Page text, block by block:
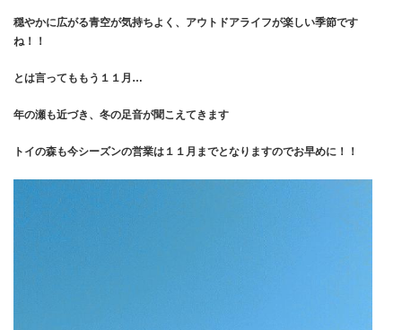
穏やかに広がる青空が気持ちよく、アウトドアライフが楽しい季節です
ね！！
とは言ってももう１１月…
年の瀬も近づき、冬の足音が聞こえてきます
トイの森も今シーズンの営業は１１月までとなりますのでお早めに！！